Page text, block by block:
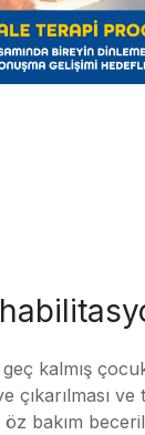
kalmış
çıkarılması ve
bakım